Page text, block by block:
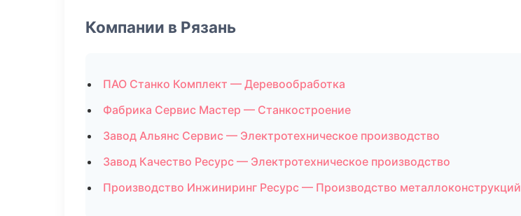
Компании в Рязань
ПАО Станко Комплект — Деревообработка
Фабрика Сервис Мастер — Станкостроение
Завод Альянс Сервис — Электротехническое производство
Завод Качество Ресурс — Электротехническое производство
Производство Инжиниринг Ресурс — Производство металлоконструкций